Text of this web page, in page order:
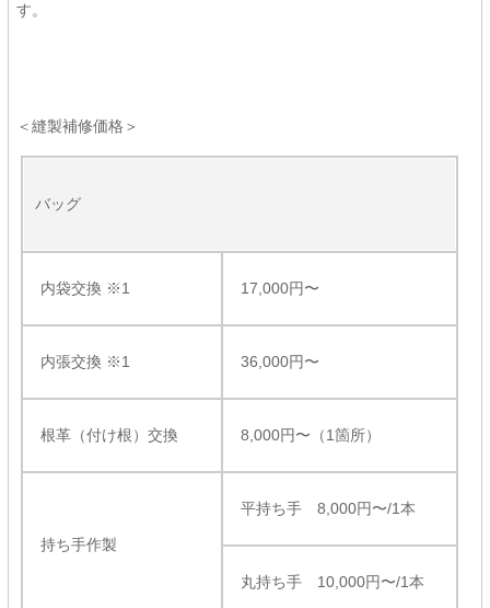
す。
＜縫製補修価格＞
バッグ
内袋交換 ※1 17,000円〜
内張交換 ※1 36,000円〜
根革（付け根）交換 8,000円〜（1箇所）
持ち手作製
平持ち手 8,000円〜/1本
丸持ち手 10,000円〜/1本